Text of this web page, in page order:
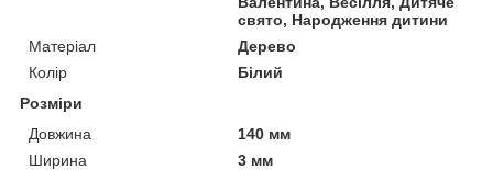
свято, Народження дитини
Матеріал
Дерево
Колір
Білий
Розміри
Довжина
140 мм
Ширина
3 мм